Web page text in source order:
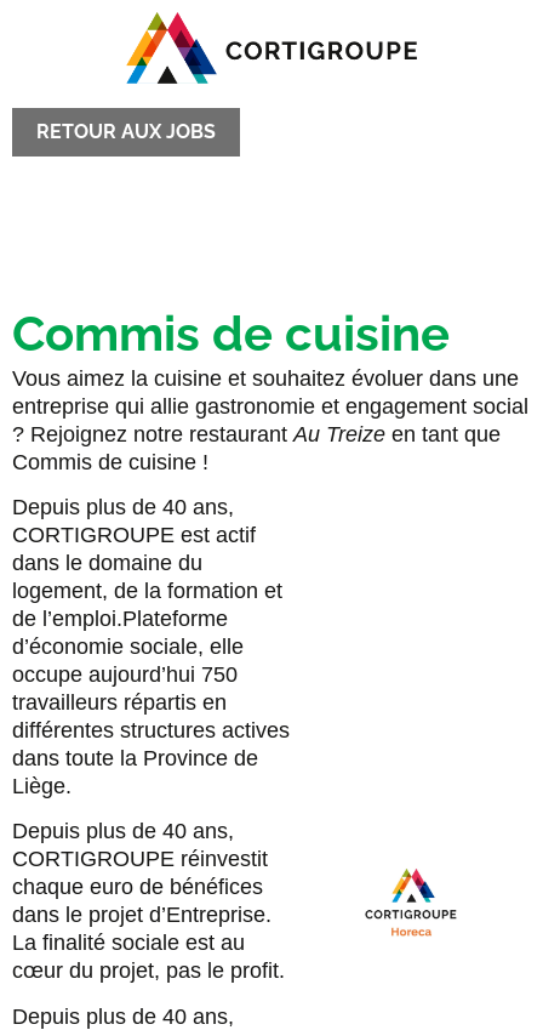
RETOUR AUX JOBS
Commis de cuisine
Vous aimez la cuisine et souhaitez évoluer dans une
entreprise qui allie gastronomie et engagement social
? Rejoignez notre restaurant Au Treize en tant que
Commis de cuisine !
Depuis plus de 40 ans,
CORTIGROUPE est actif
dans le domaine du
logement, de la formation et
de l’emploi.Plateforme
d’économie sociale, elle
occupe aujourd’hui 750
travailleurs répartis en
différentes structures actives
dans toute la Province de
Liège.
Depuis plus de 40 ans,
CORTIGROUPE réinvestit
chaque euro de bénéfices
dans le projet d’Entreprise.
La finalité sociale est au
cœur du projet, pas le profit.
Depuis plus de 40 ans,